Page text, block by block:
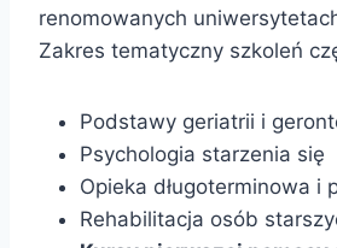
renomowanych
Zakres tematyczny szkoleń
Podstawy geriatrii i
Psychologia starzenia się
Opieka długoterminowa i
Rehabilitacja osób